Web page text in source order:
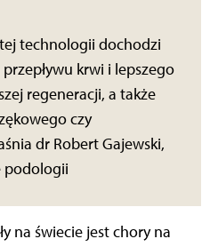
technologii dochodzi
krwi i lepszego
regeneracji, a także
czy
dr Robert Gajewski,
podologii
na świecie jest chory na